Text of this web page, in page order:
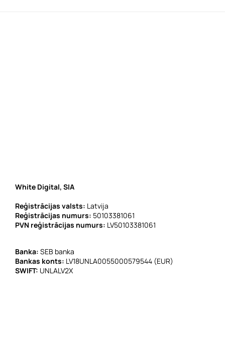
White Digital, SIA
Reģistrācijas valsts: Latvija
Reģistrācijas numurs: 50103381061
PVN reģistrācijas numurs: LV50103381061
Banka: SEB banka
Bankas konts: LV18UNLA0055000579544 (EUR)
SWIFT: UNLALV2X